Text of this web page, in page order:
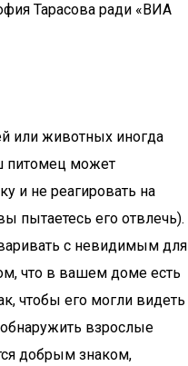
Тарасова ради «ВИА
или животных иногда
питомец может
и не реагировать на
пытаетесь его отвлечь).
с невидимым для
что в вашем доме есть
чтобы его могли видеть
взрослые
добрым знаком,